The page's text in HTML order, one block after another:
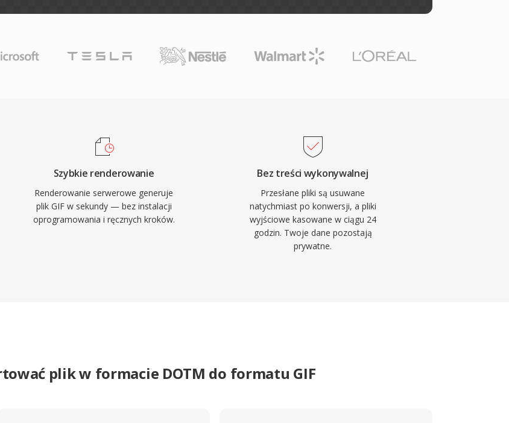
Szybkie renderowanie
Renderowanie serwerowe generuje
plik GIF w sekundy — bez instalacji
oprogramowania i ręcznych kroków.
Bez treści wykonywalnej
Przesłane pliki są usuwane
natychmiast po konwersji, a pliki
wyjściowe kasowane w ciągu 24
godzin. Twoje dane pozostają
prywatne.
plik w formacie DOTM do formatu GIF